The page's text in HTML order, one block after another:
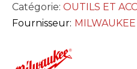
Catégorie: OUTILS ET
Fournisseur: MILWAUKEE